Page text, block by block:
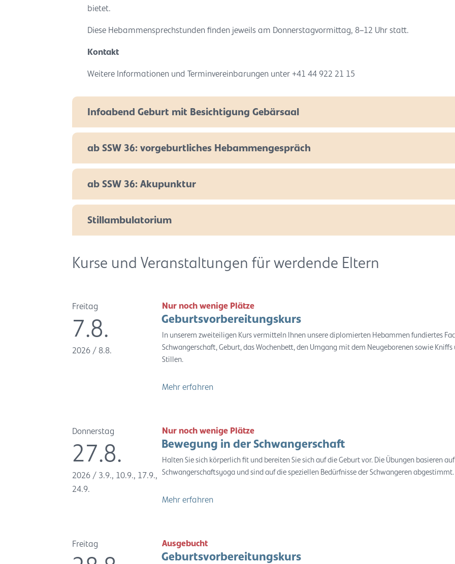
bietet.
Diese Hebammensprechstunden finden jeweils am Donnerstagvormittag, 8–12 Uhr statt.
Kontakt
Weitere Informationen und Terminvereinbarungen unter +41 44 922 21 15
Infoabend Geburt mit Besichtigung Gebärsaal
ab SSW 36: vorgeburtliches Hebammengespräch
ab SSW 36: Akupunktur
Stillambulatorium
Kurse und Veranstaltungen für werdende Eltern
Freitag
7.8.
2026 / 8.8.
Nur noch wenige Plätze
Geburtsvorbereitungskurs
In unserem zweiteiligen Kurs vermitteln Ihnen unsere diplomierten Hebammen fundiertes
Schwangerschaft, Geburt, das Wochenbett, den Umgang mit dem Neugeborenen sowie Kniffs
Stillen.
Mehr erfahren
Donnerstag
27.8.
2026 / 3.9., 10.9., 17.9.,
24.9.
Nur noch wenige Plätze
Bewegung in der Schwangerschaft
Halten Sie sich körperlich fit und bereiten Sie sich auf die Geburt vor. Die Übungen basieren auf
Schwangerschaftsyoga und sind auf die speziellen Bedürfnisse der Schwangeren abgestimmt.
Mehr erfahren
Freitag Ausgebucht
Geburtsvorbereitungskurs